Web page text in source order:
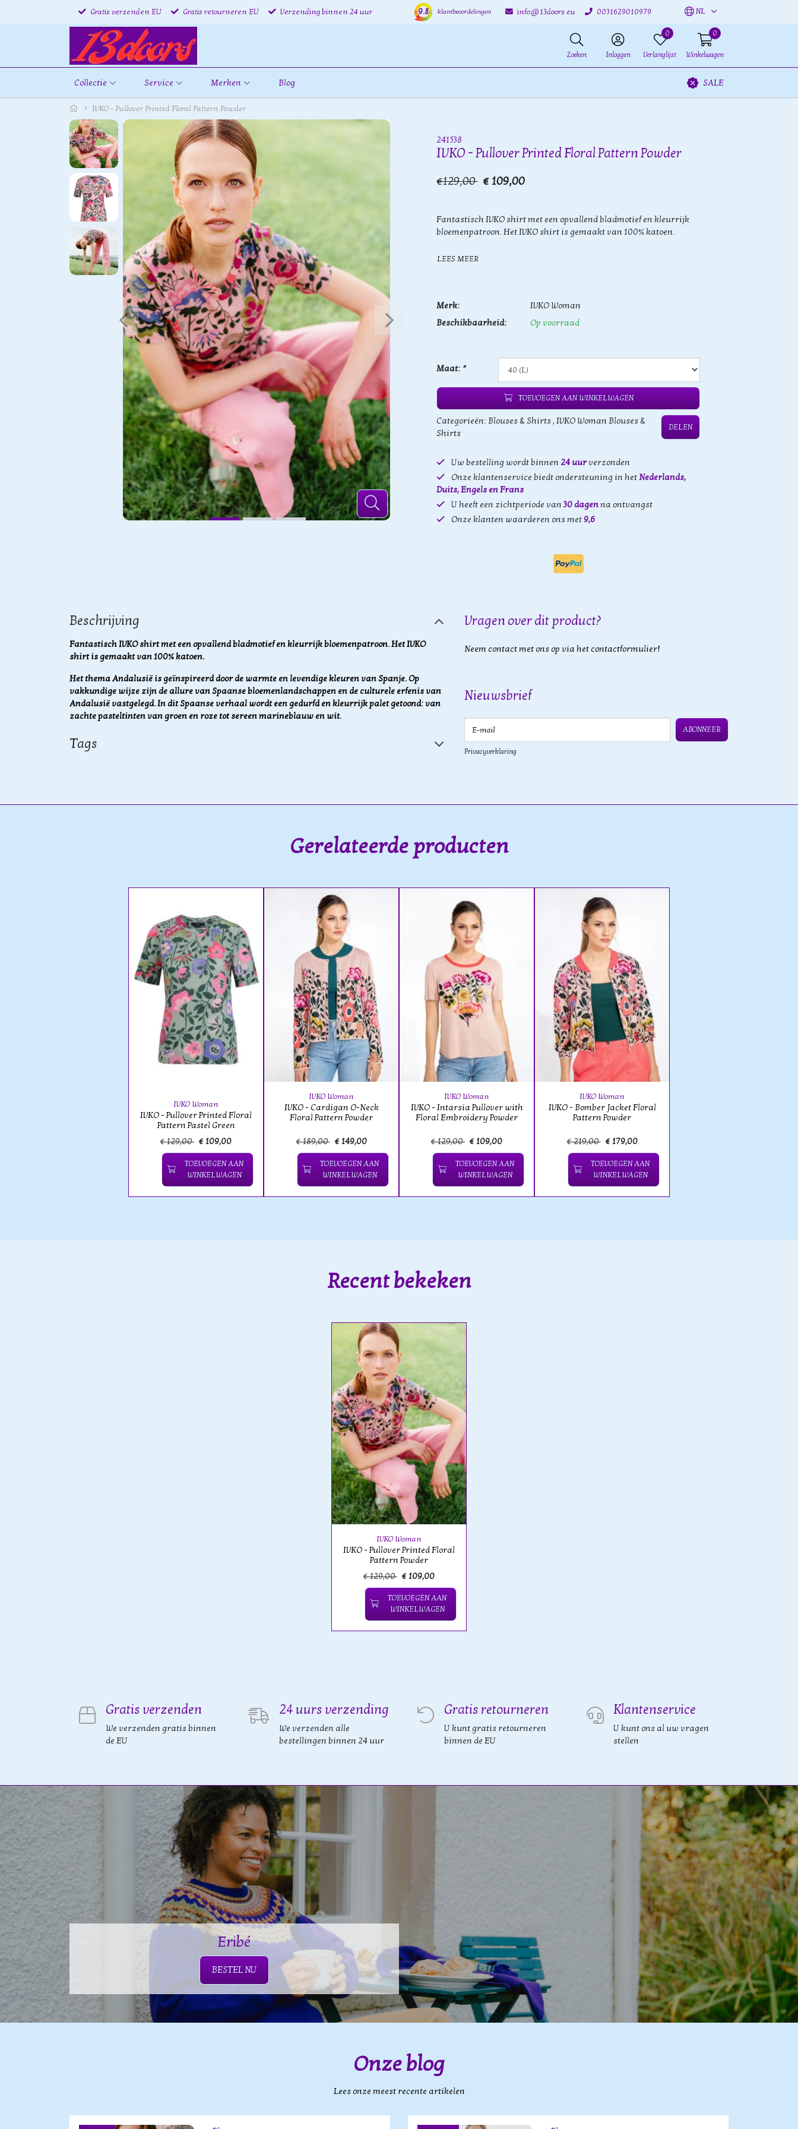
Gratis verzenden EU Gratis retourneren EU Verzending binnen 24 uur 9.8 klantbeoordelingen info@13doors.eu 0031629010979 NL
Zoeken Inloggen
0
Verlanglijst
0
Winkelwagen
Collectie Service Merken Blog SALE
IVKO - Pullover Printed Floral Pattern Powder
241538
IVKO - Pullover Printed Floral Pattern Powder
€129,00 € 109,00
Fantastisch IVKO shirt met een opvallend bladmotief en kleurrijk
bloemenpatroon. Het IVKO shirt is gemaakt van 100% katoen.
LEES MEER
Merk:
IVKO Woman
Beschikbaarheid:
Op voorraad
Maat: *
TOEVOEGEN AAN WINKELWAGEN
Categorieën: Blouses & Shirts, IVKO Woman Blouses &
Shirts
DELEN
Uw bestelling wordt binnen 24 uurverzonden
Onze klantenservice biedt ondersteuning in hetNederlands,
Duits, Engels en Frans
U heeft een zichtperiode van30 dagenna ontvangst
Onze klanten waarderen ons met 9,6
Beschrijving
Fantastisch IVKO shirt met een opvallend bladmotief en kleurrijk bloemenpatroon. Het IVKO
shirt is gemaakt van 100% katoen.
Het thema Andalusië is geïnspireerd door de warmte en levendige kleuren van Spanje. Op
vakkundige wijze zijn de allure van Spaanse bloemenlandschappen en de culturele erfenis van
Andalusië vastgelegd. In dit Spaanse verhaal wordt een gedurfd en kleurrijk palet getoond: van
zachte pasteltinten van groen en roze tot sereen marineblauw en wit.
Tags
Vragen over dit product?
Neem contact met ons op via het contactformulier!
Nieuwsbrief
E-mail
ABONNEER
Privacyverklaring
Gerelateerde producten
IVKO Woman
IVKO - Pullover Printed Floral
Pattern Pastel Green
€ 129,00 € 109,00
TOEVOEGEN AAN
WINKELWAGEN
IVKO Woman
IVKO - Cardigan O-Neck
Floral Pattern Powder
€ 189,00 € 149,00
TOEVOEGEN AAN
WINKELWAGEN
IVKO Woman
IVKO - Intarsia Pullover with
Floral Embroidery Powder
€ 129,00 € 109,00
TOEVOEGEN AAN
WINKELWAGEN
IVKO Woman
IVKO - Bomber Jacket Floral
Pattern Powder
€ 219,00 € 179,00
TOEVOEGEN AAN
WINKELWAGEN
Recent bekeken
IVKO Woman
IVKO - Pullover Printed Floral
Pattern Powder
€ 129,00 € 109,00
TOEVOEGEN AAN
WINKELWAGEN
Gratis verzenden
We verzenden gratis binnen
de EU
24 uurs verzending
We verzenden alle
bestellingen binnen 24 uur
Gratis retourneren
U kunt gratis retourneren
binnen de EU
Klantenservice
U kunt ons al uw vragen
stellen
Eribé
BESTEL NU
Onze blog
Lees onze meest recente artikelen